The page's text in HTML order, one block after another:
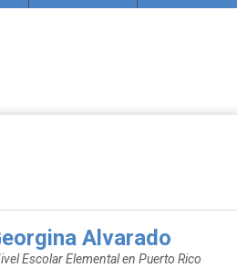
Alvarado
Escolar Elemental en Puerto Rico